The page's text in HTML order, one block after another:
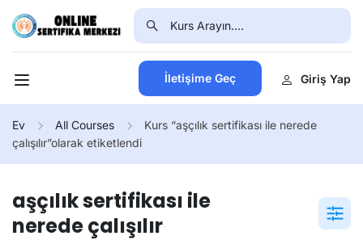
İletişime Geç Giriş Yap
Ev All Courses
Kurs “aşçılık sertifikası ile nerede
çalışılır”olarak etiketlendi
aşçılık sertifikası ile
nerede çalışılır